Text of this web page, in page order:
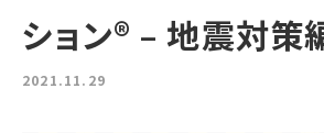
ション® – 地震対策
2021.11.29